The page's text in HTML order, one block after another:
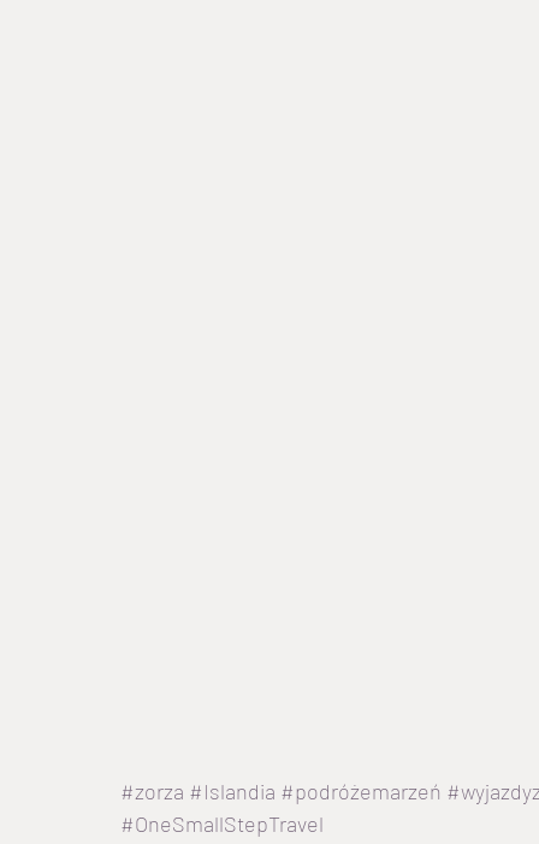
#zorza #Islandia #podróżemarzeń
#OneSmallStepTravel